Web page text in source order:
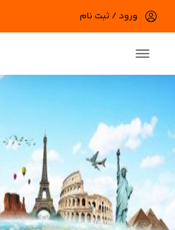
ورود / ثبت نام